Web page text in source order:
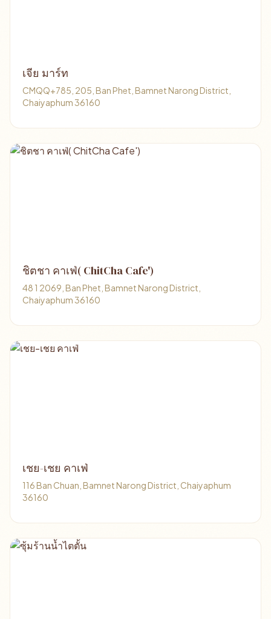
เจีย มาร์ท
CMQQ+785, 205, Ban Phet, Bamnet Narong District,
Chaiyaphum 36160
ชิตชา คาเฟ่( ChitCha Cafe')
48 1 2069, Ban Phet, Bamnet Narong District,
Chaiyaphum 36160
เชย-เชย คาเฟ่
116 Ban Chuan, Bamnet Narong District, Chaiyaphum
36160